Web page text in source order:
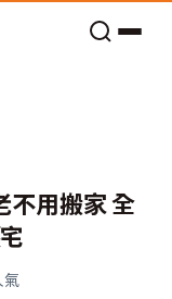
不用搬家 全
氣